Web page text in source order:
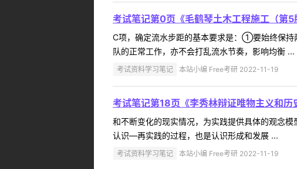
考试笔记第0页《毛鹤琴土木工程施工（第
C项，确定流水步距的基本要求是：①要始终保持
队的正常工作，亦不会打乱流水节奏，影响均衡 ...
考试资料学习笔记 本站小编 Free考研 2022-11-19
考试笔记第18页《李秀林辩证唯物主义和
和不断变化的现实情况，为实践提供具体的观念
认识—再实践的过程，也是认识形成和发展 ...
考试资料学习笔记 本站小编 Free考研 2022-11-19